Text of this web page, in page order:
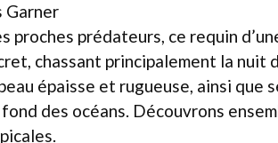
Garner
proches prédateurs, ce requin
chassant principalement la nuit
épaisse et rugueuse, ainsi que
des océans. Découvrons